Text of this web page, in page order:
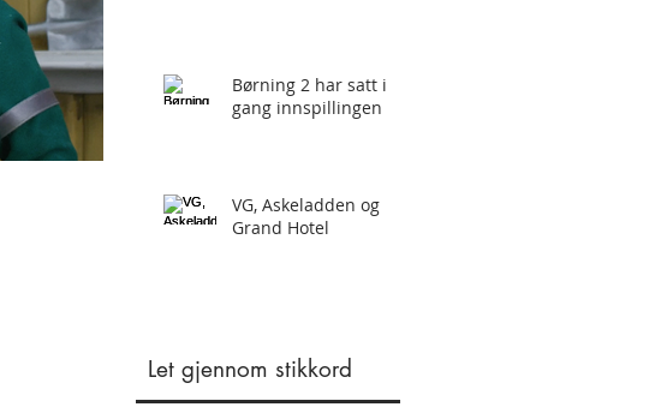
Børning 2 har satt i
gang innspillingen
VG, Askeladden og
Grand Hotel
Let gjennom stikkord